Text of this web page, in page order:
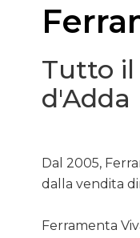
Tutto il
d'Adda
Dal 2005,
dalla vendita
Ferramenta